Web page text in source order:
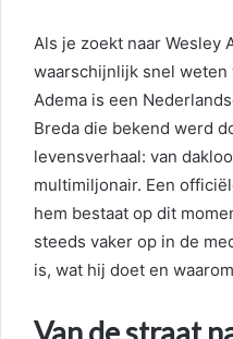
Als je zoekt naar Wesley
waarschijnlijk snel weten
Adema is een
Breda die bekend werd
levensverhaal: van
multimiljonair. Een
hem bestaat op dit
steeds vaker op in de
is, wat hij doet en